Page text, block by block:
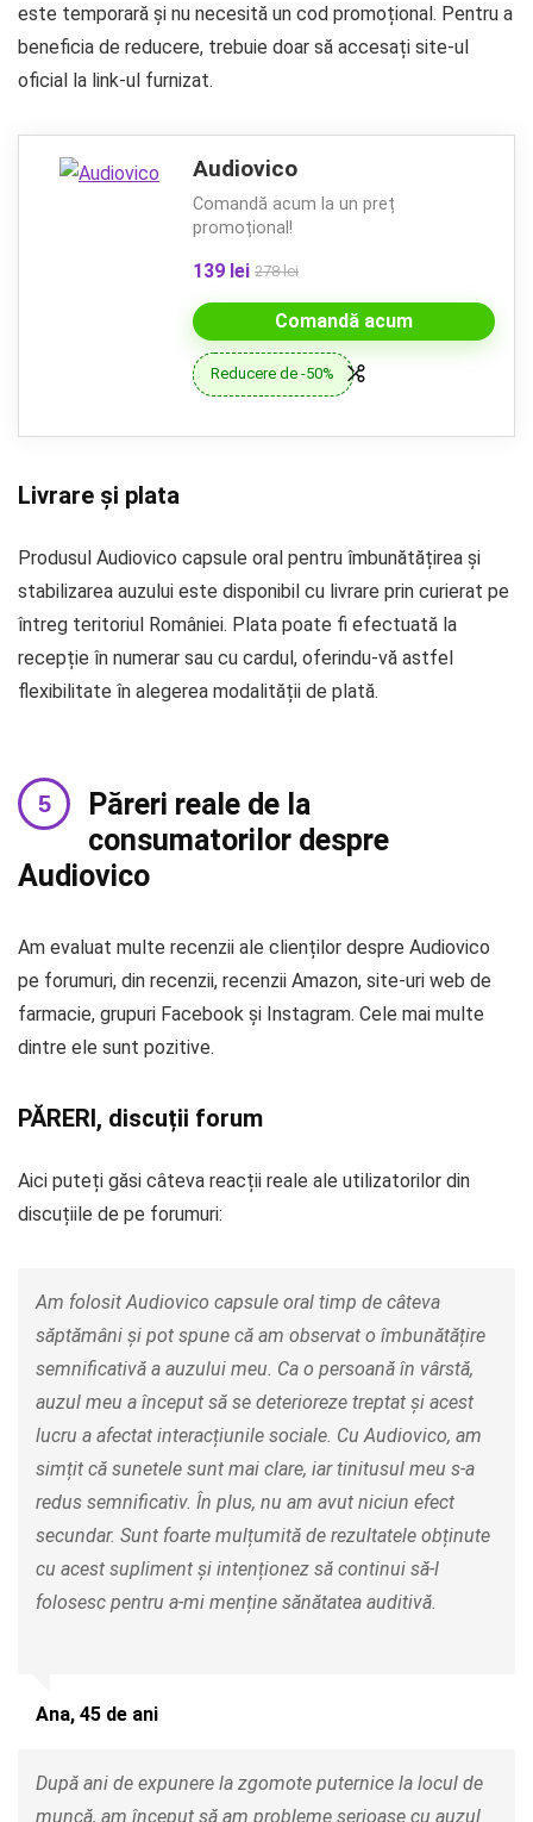
este temporară și nu necesită un cod promoțional. Pentru a
beneficia de reducere, trebuie doar să accesați site-ul
oficial la link-ul furnizat.
Audiovico
Comandă acum la un preț
promoțional!
139 lei 278 lei
Comandă acum
Reducere de -50%
Livrare și plata
Produsul Audiovico capsule oral pentru îmbunătățirea și
stabilizarea auzului este disponibil cu livrare prin curierat pe
întreg teritoriul României. Plata poate fi efectuată la
recepție în numerar sau cu cardul, oferindu-vă astfel
flexibilitate în alegerea modalității de plată.
Păreri reale de la
consumatorilor despre
Audiovico
Am evaluat multe recenzii ale clienților despre Audiovico
pe forumuri, din recenzii, recenzii Amazon, site-uri web de
farmacie, grupuri Facebook și Instagram. Cele mai multe
dintre ele sunt pozitive.
PĂRERI, discuții forum
Aici puteți găsi câteva reacții reale ale utilizatorilor din
discuțiile de pe forumuri:
Am folosit Audiovico capsule oral timp de câteva
săptămâni și pot spune că am observat o îmbunătățire
semnificativă a auzului meu. Ca o persoană în vârstă,
auzul meu a început să se deterioreze treptat și acest
lucru a afectat interacțiunile sociale. Cu Audiovico, am
simțit că sunetele sunt mai clare, iar tinitusul meu s-a
redus semnificativ. În plus, nu am avut niciun efect
secundar. Sunt foarte mulțumită de rezultatele obținute
cu acest supliment și intenționez să continui să-l
folosesc pentru a-mi menține sănătatea auditivă.
Ana, 45 de ani
După ani de expunere la zgomote puternice la locul de
muncă, am început să am probleme serioase cu auzul